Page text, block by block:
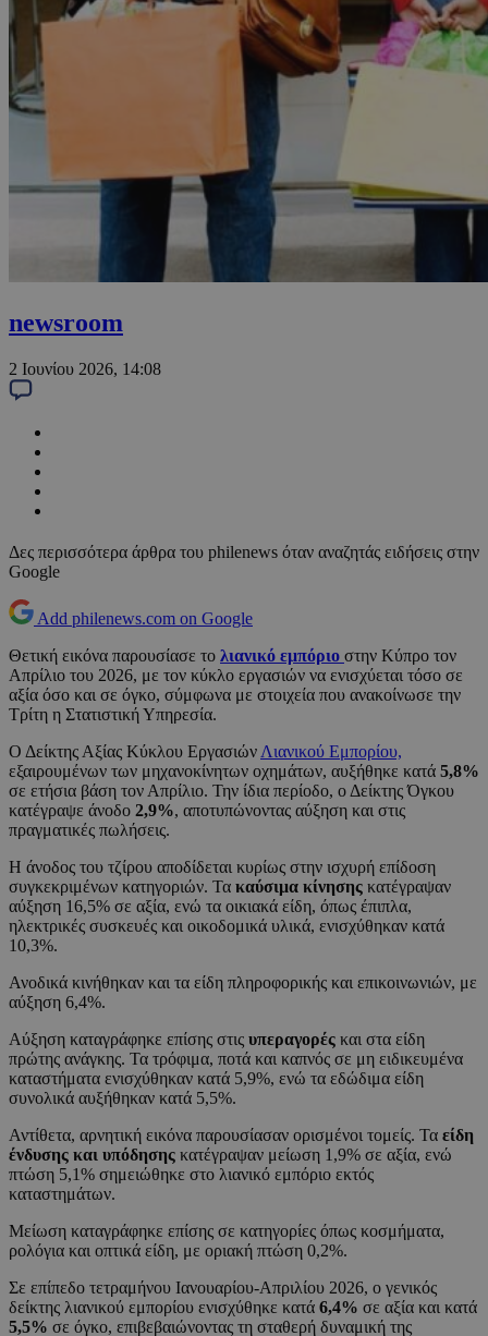
newsroom
2 Ιουνίου 2026, 14:08
Δες περισσότερα άρθρα του philenews όταν αναζητάς ειδήσεις στην
Google
Add philenews.com on Google
Θετική εικόνα παρουσίασε το λιανικό εμπόριο στην Κύπρο τον
Απρίλιο του 2026, με τον κύκλο εργασιών να ενισχύεται τόσο σε
αξία όσο και σε όγκο, σύμφωνα με στοιχεία που ανακοίνωσε την
Τρίτη η Στατιστική Υπηρεσία.
Ο Δείκτης Αξίας Κύκλου Εργασιών Λιανικού Εμπορίου,
εξαιρουμένων των μηχανοκίνητων οχημάτων, αυξήθηκε κατά 5,8%
σε ετήσια βάση τον Απρίλιο. Την ίδια περίοδο, ο Δείκτης Όγκου
κατέγραψε άνοδο 2,9%, αποτυπώνοντας αύξηση και στις
πραγματικές πωλήσεις.
Η άνοδος του τζίρου αποδίδεται κυρίως στην ισχυρή επίδοση
συγκεκριμένων κατηγοριών. Τα καύσιμα κίνησης κατέγραψαν
αύξηση 16,5% σε αξία, ενώ τα οικιακά είδη, όπως έπιπλα,
ηλεκτρικές συσκευές και οικοδομικά υλικά, ενισχύθηκαν κατά
10,3%.
Ανοδικά κινήθηκαν και τα είδη πληροφορικής και επικοινωνιών, με
αύξηση 6,4%.
Αύξηση καταγράφηκε επίσης στις υπεραγορές και στα είδη
πρώτης ανάγκης. Τα τρόφιμα, ποτά και καπνός σε μη ειδικευμένα
καταστήματα ενισχύθηκαν κατά 5,9%, ενώ τα εδώδιμα είδη
συνολικά αυξήθηκαν κατά 5,5%.
Αντίθετα, αρνητική εικόνα παρουσίασαν ορισμένοι τομείς. Τα είδη
ένδυσης και υπόδησης κατέγραψαν μείωση 1,9% σε αξία, ενώ
πτώση 5,1% σημειώθηκε στο λιανικό εμπόριο εκτός
καταστημάτων.
Μείωση καταγράφηκε επίσης σε κατηγορίες όπως κοσμήματα,
ρολόγια και οπτικά είδη, με οριακή πτώση 0,2%.
Σε επίπεδο τετραμήνου Ιανουαρίου-Απριλίου 2026, ο γενικός
δείκτης λιανικού εμπορίου ενισχύθηκε κατά 6,4% σε αξία και κατά
5,5% σε όγκο, επιβεβαιώνοντας τη σταθερή δυναμική της